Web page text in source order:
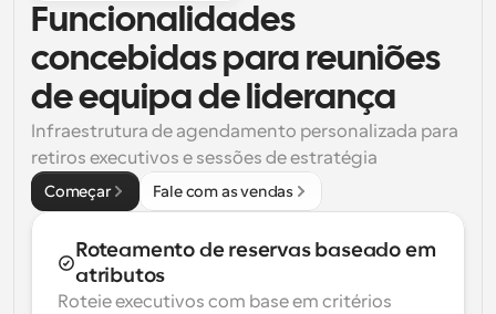
Funcionalidades
concebidas para reuniões
de equipa de liderança
Infraestrutura de agendamento personalizada para
retiros executivos e sessões de estratégia
Começar Fale com as vendas
Roteamento de reservas baseado em
atributos
Roteie executivos com base em critérios